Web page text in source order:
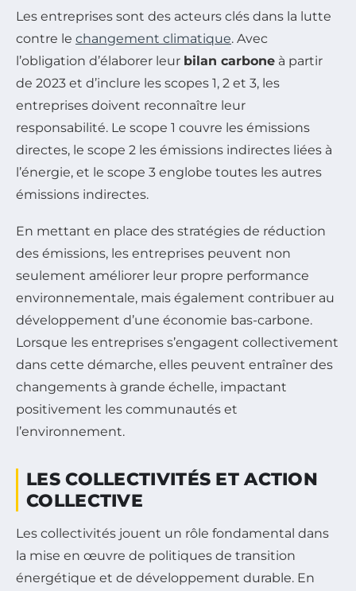
Les entreprises sont des acteurs clés dans la lutte
contre le changement climatique. Avec
l’obligation d’élaborer leur bilan carbone à partir
de 2023 et d’inclure les scopes 1, 2 et 3, les
entreprises doivent reconnaître leur
responsabilité. Le scope 1 couvre les émissions
directes, le scope 2 les émissions indirectes liées à
l’énergie, et le scope 3 englobe toutes les autres
émissions indirectes.
En mettant en place des stratégies de réduction
des émissions, les entreprises peuvent non
seulement améliorer leur propre performance
environnementale, mais également contribuer au
développement d’une économie bas-carbone.
Lorsque les entreprises s’engagent collectivement
dans cette démarche, elles peuvent entraîner des
changements à grande échelle, impactant
positivement les communautés et
l’environnement.
LES COLLECTIVITÉS ET ACTION
COLLECTIVE
Les collectivités jouent un rôle fondamental dans
la mise en œuvre de politiques de transition
énergétique et de développement durable. En